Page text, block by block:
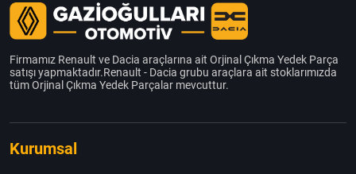
Firmamız Renault ve Dacia araçlarına ait Orjinal Çıkma Yedek Parça
satışı yapmaktadır.Renault - Dacia grubu araçlara ait stoklarımızda
tüm Orjinal Çıkma Yedek Parçalar mevcuttur.
Kurumsal